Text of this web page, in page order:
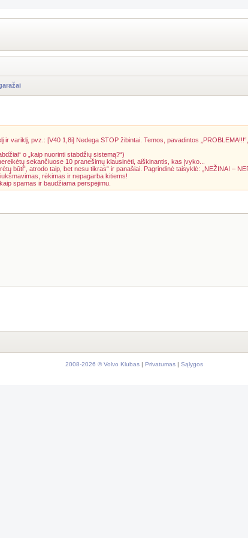
variklį, pvz.: [V40 1,8i] Nedega STOP žibintai. Temos, pavadintos
o „kaip nuorinti stabdžių sistemą?“)
sekančiuose 10 pranešimų klausinėti, aiškinantis, kas įvyko...
būti“, atrodo taip, bet nesu tikras“ ir panašiai. Pagrindinė taisyklė: „NEŽINAI –
rėkimas ir nepagarba kitiems!
spamas ir baudžiama perspėjimu.
2008-2026 © Volvo Klubas | Privatumas | Sąlygos